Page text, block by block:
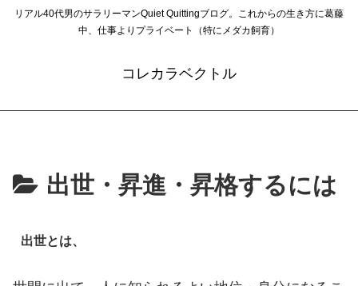
リアル40代男のサラリーマンQuiet Quittingブログ。これからの生き方に葛藤
中、仕事よりプライベート（特にメダカ飼育）
コレカラベクトル
出世・昇進・昇格するには
出世とは、